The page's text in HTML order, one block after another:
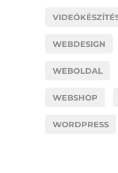
WEBDESIGN
WEBOLDAL
WEBSHOP
WORDPRESS